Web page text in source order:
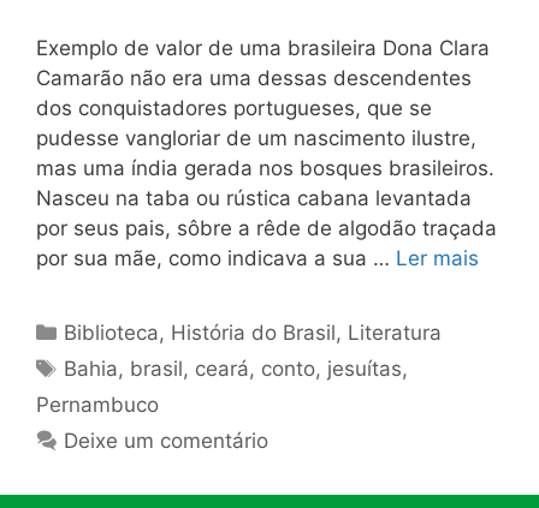
Exemplo de valor de uma brasileira Dona Clara
Camarão não era uma dessas descendentes
dos conquistadores portugueses, que se
pudesse vangloriar de um nascimento ilustre,
mas uma índia gerada nos bosques brasileiros.
Nasceu na taba ou rústica cabana levantada
por seus pais, sôbre a rêde de algodão traçada
por sua mãe, como indicava a sua … Ler mais
Categorias
Biblioteca, História do Brasil, Literatura
Tags
Bahia, brasil, ceará, conto, jesuítas,
Pernambuco
Deixe um comentário